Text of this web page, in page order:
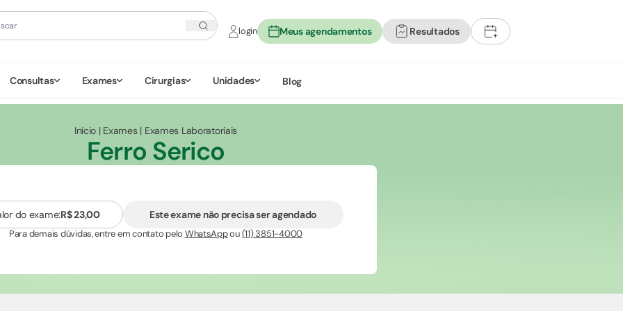
login Meus agendamentos Resultados +
Consultas Exames Cirurgias Unidades Blog
Início | Exames| Exames Laboratoriais
Ferro Serico
do exame:R$ 23,00 Este exame não precisa ser agendado
Para demais dúvidas, entre em contato pelo WhatsAppou(11) 3851-4000